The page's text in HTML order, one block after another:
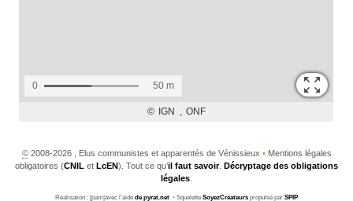
©2008-2026 , Elus communistes et apparentés de Vénissieux •Mentions légales
obligatoires (CNIL et LcEN). Tout ce qu’il faut savoir. Décryptage des obligations
légales
Réalisation : [pam|avec l’aide de pyrat.net • Squelette SoyezCréateurs propulsé par SPIP